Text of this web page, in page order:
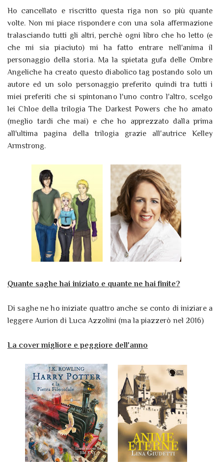
Ho cancellato e riscritto questa riga non so più quante
volte. Non mi piace rispondere con una sola affermazione
tralasciando tutti gli altri, perchè ogni libro che ho letto (e
che mi sia piaciuto) mi ha fatto entrare nell'anima il
personaggio della storia. Ma la spietata gufa delle Ombre
Angeliche ha creato questo diabolico tag postando solo un
autore ed un solo personaggio preferito quindi tra tutti i
miei preferiti che si spintonano l'uno contro l'altro, scelgo
lei Chloe della trilogia The Darkest Powers che ho amato
(meglio tardi che mai) e che ho apprezzato dalla prima
all'ultima pagina della trilogia grazie all'autrice Kelley
Armstrong.
Quante saghe hai iniziato e quante ne hai finite?
Di saghe ne ho iniziate quattro anche se conto di iniziare a
leggere Aurion di Luca Azzolini (ma la piazzerò nel 2016)
La cover migliore e peggiore dell'anno